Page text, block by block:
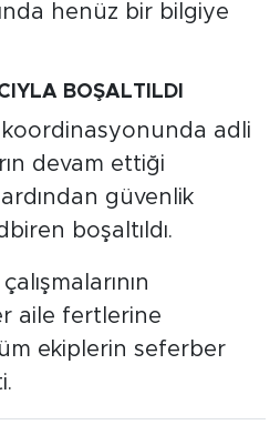
henüz bir bilgiye
BOŞALTILDI
koordinasyonunda adli
devam ettiği
güvenlik
boşaltıldı.
aile fertlerine
ekiplerin seferber